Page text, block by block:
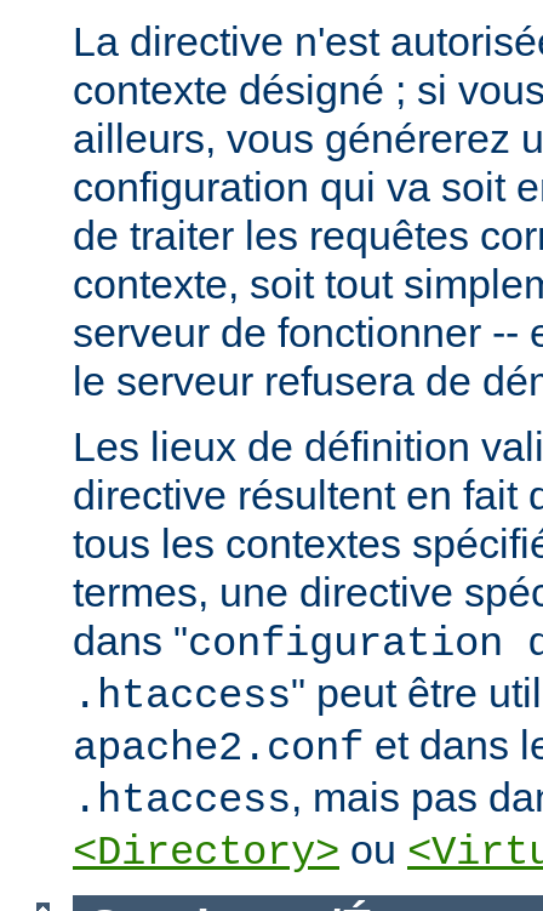
La directive n'est
contexte désigné ; si
ailleurs, vous générerez
configuration qui va soit
de traiter les requêtes
contexte, soit tout
serveur de fonctionner --
le serveur refusera de
Les lieux de définition
directive résultent en fait
tous les contextes
termes, une directive
dans "configuration
.htaccess" peut être
apache2.conf et dans
.htaccess, mais pas
<Directory> ou